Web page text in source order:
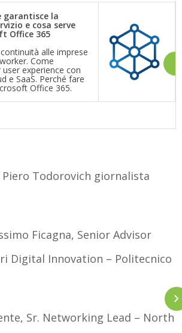
garantisce la
e cosa serve
Office 365
alle imprese
Come
experience con
e SaaS. Perché fare
Office 365.
Piero Todorovich giornalista
Ficagna, Senior Advisor
Digital Innovation – Politecnico
Sr. Networking Lead – North